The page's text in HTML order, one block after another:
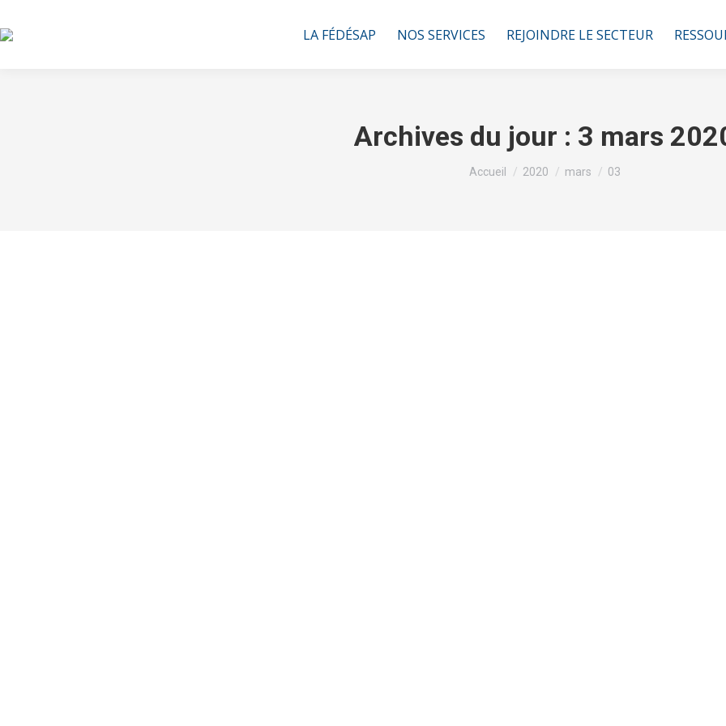
LA FÉDÉSAP NOS SERVICES REJOINDRE LE SECTEUR
Archives du jour : 3 mars
Vous êtes ici :
Accueil 2020 mars 03